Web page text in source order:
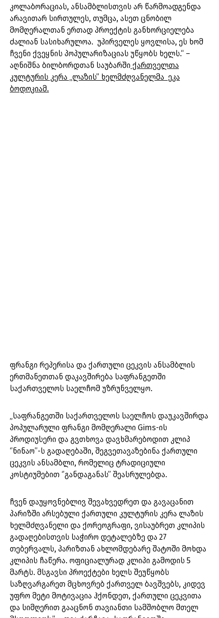
კოლაბორაციას, ანსამბლისთვის არ წარმოადგენდა
არავითარ სირთულეს, თუმცა, ასეთ ცნობილ
მომღერალთან ერთად პროექტის განხორციელება
ძალიან სასიხარულოა. უპირველეს ყოვლისა, ეს ხომ
ჩვენი ქვეყნის პოპულარიზაციას უწყობს ხელს.“ –
აღნიშნა ბილბორდთან საუბარში ქართველთა
კულტურის კერა „ლაზის” ხელმძღვანელმა ეკა
ბოდოკიამ.
ფრანგი რეპერისა და ქართული ცეკვის ანსამბლის
ერთმანეთთან დაკავშირება საფრანგეთში
საქართველოს საელჩომ უზრუნველყო.
„საფრანგეთში საქართველოს საელჩოს დაუკავშირდა
პოპულარული ფრანგი მომღერალი Gims-ის
პროდიუსერი და გვთხოვა დავხმარებოდით კლიპ
‘’ნინაო’’-ს გადაღებაში, შეგვეთავაზებინა ქართული
ცეკვის ანსამბლი, რომელიც ტრადიციული
კოსტიუმებით ‘’განდაგანას’’ შეასრულებდა.
ჩვენ დაუყოვნებლივ შევახვედრეთ და გავაცანით
პარიზში არსებული ქართული კულტურის კერა ლაზის
ხელმძღვანელი და ქორეოგრაფი, ვისაუბრეთ კლიპის
გადაღებისთვის საჭირო დეტალებზე და 27
თებერვალს, პარიზთან ახლომდებარე შატოში მოხდა
კლიპის ჩაწერა. ოფიციალურად კლიპი გამოდის 5
მარტს. მსგავსი პროექტები ხელს შეუწყობს
საზღვარგარეთ მცხოვრებ ქართველ ბავშვებს, კიდევ
უფრო მეტი მოტივაცია ჰქონდეთ, ქართული ცეკვითა
და სიმღერით გააცნონ თავიანთი სამშობლო მთელ